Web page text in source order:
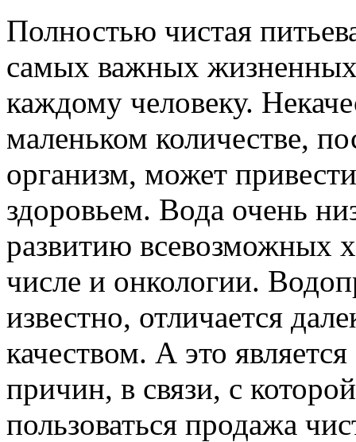
Полностью чистая
самых важных
каждому человеку.
маленьком количестве,
организм, может
здоровьем. Вода очень
развитию всевозможных
числе и онкологии.
известно, отличается
качеством. А это
причин, в связи, с
пользоваться продажа